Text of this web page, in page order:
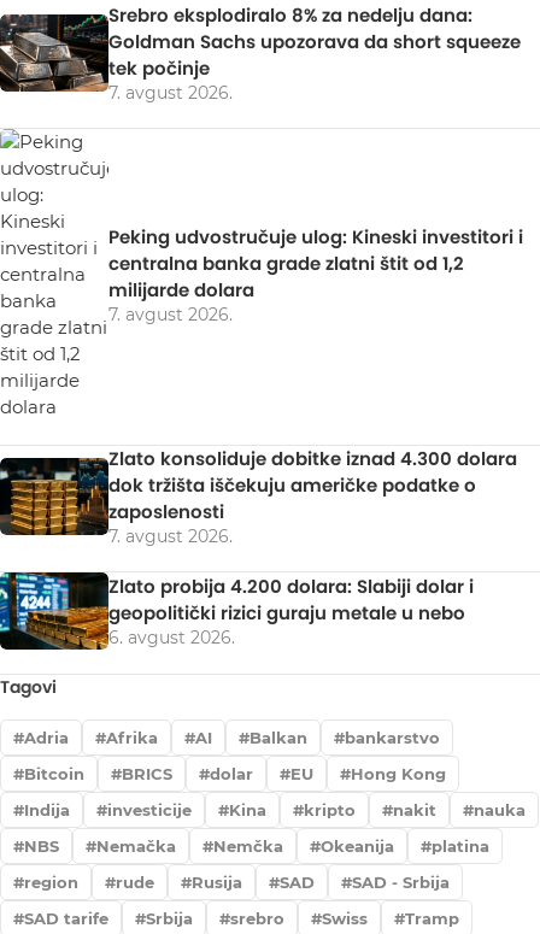
Srebro eksplodiralo 8% za nedelju dana:
Goldman Sachs upozorava da short squeeze
tek počinje
7. avgust 2026.
Peking udvostručuje ulog: Kineski investitori i
centralna banka grade zlatni štit od 1,2
milijarde dolara
7. avgust 2026.
Zlato konsoliduje dobitke iznad 4.300 dolara
dok tržišta iščekuju američke podatke o
zaposlenosti
7. avgust 2026.
Zlato probija 4.200 dolara: Slabiji dolar i
geopolitički rizici guraju metale u nebo
6. avgust 2026.
Tagovi
Adria Afrika AI Balkan
bankarstvo
Bitcoin
BRICS dolar EU
Hong Kong
Indija
investicije Kina kripto nakit
nauka
NBS
Nemačka Nemčka Okeanija
platina
region
rude Rusija SAD
SAD - Srbija
SAD tarife
Srbija srebro Swiss
Tramp